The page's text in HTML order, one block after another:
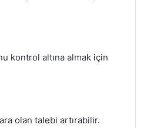
kontrol altına almak için
olan talebi artırabilir.